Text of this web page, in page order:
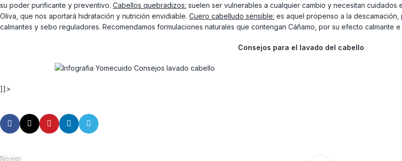
su poder purificante y preventivo. Cabellos quebradizos: suelen ser vulnerables a cualquier cambio y necesitan
Oliva, que nos aportará hidratación y nutrición envidiable. Cuero cabelludo sensible: es aquel propenso a la
calmantes y sebo reguladores. Recomendamos formulaciones naturales que contengan Cáñamo, por su efecto calmante e
Consejos para el lavado del cabello
]]>
Newer